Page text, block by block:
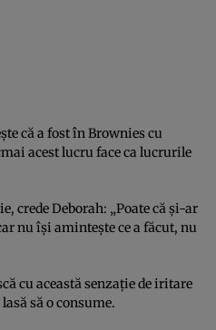
că a fost în Brownies cu
acest lucru face ca lucrurile
crede Deborah: „Poate că și-ar
nu își amintește ce a făcut, nu
cu această senzație de iritare
să o consume.